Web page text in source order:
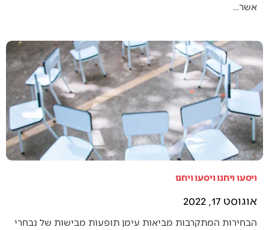
אשר…
ויסעו ויחנו ויסעו ויחנו
אוגוסט 17, 2022
הבחירות המתקרבות מביאות עימן תופעות מבישות של נבחרי